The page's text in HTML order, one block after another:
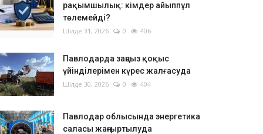
рақымшылық: кімдер айыппұл
төлемейді?
Шілде 31, 2026 0 406
Павлодарда заңсыз қоқыс
үйінділерімен күрес жалғасуда
Шілде 30, 2026 0 404
Павлодар облысында энергетика
саласы жаңғыртылуда